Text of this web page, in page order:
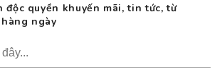
độc quyền khuyến mãi, tin tức, từ
ngày